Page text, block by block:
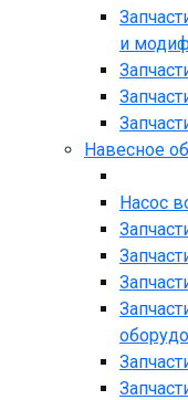
и
Навесное
Насос